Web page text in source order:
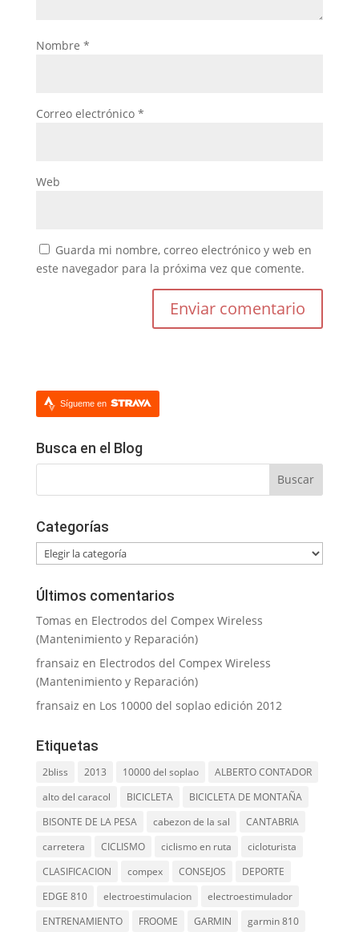
Nombre *
Correo electrónico *
Web
Guarda mi nombre, correo electrónico y web en
este navegador para la próxima vez que comente.
Sígueme en
Busca en el Blog
Categorías
Categorías
Últimos comentarios
Tomas en Electrodos del Compex Wireless
(Mantenimiento y Reparación)
fransaiz en Electrodos del Compex Wireless
(Mantenimiento y Reparación)
fransaiz en Los 10000 del soplao edición 2012
Etiquetas
2bliss 2013 10000 del soplao
ALBERTO CONTADOR
alto del caracol
BICICLETA
BICICLETA DE MONTAÑA
BISONTE DE LA PESA
cabezon de la sal
CANTABRIA
carretera
CICLISMO ciclismo en ruta
cicloturista
CLASIFICACION
compex CONSEJOS
DEPORTE
EDGE 810
electroestimulacion
electroestimulador
ENTRENAMIENTO
FROOME GARMIN garmin 810